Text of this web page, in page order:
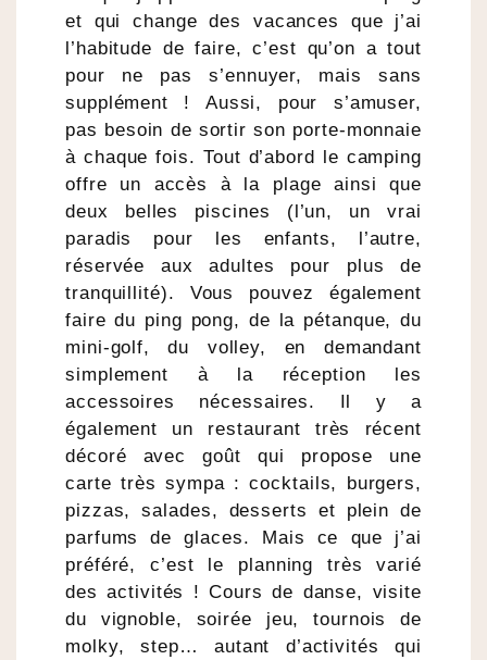
et qui change des vacances que j’ai
l’habitude de faire, c’est qu’on a tout
pour ne pas s’ennuyer, mais sans
supplément ! Aussi, pour s’amuser,
pas besoin de sortir son porte-monnaie
à chaque fois. Tout d’abord le camping
offre un accès à la plage ainsi que
deux belles piscines (l’un, un vrai
paradis pour les enfants, l’autre,
réservée aux adultes pour plus de
tranquillité). Vous pouvez également
faire du ping pong, de la pétanque, du
mini-golf, du volley, en demandant
simplement à la réception les
accessoires nécessaires. Il y a
également un restaurant très récent
décoré avec goût qui propose une
carte très sympa : cocktails, burgers,
pizzas, salades, desserts et plein de
parfums de glaces. Mais ce que j’ai
préféré, c’est le planning très varié
des activités ! Cours de danse, visite
du vignoble, soirée jeu, tournois de
molky, step… autant d’activités qui